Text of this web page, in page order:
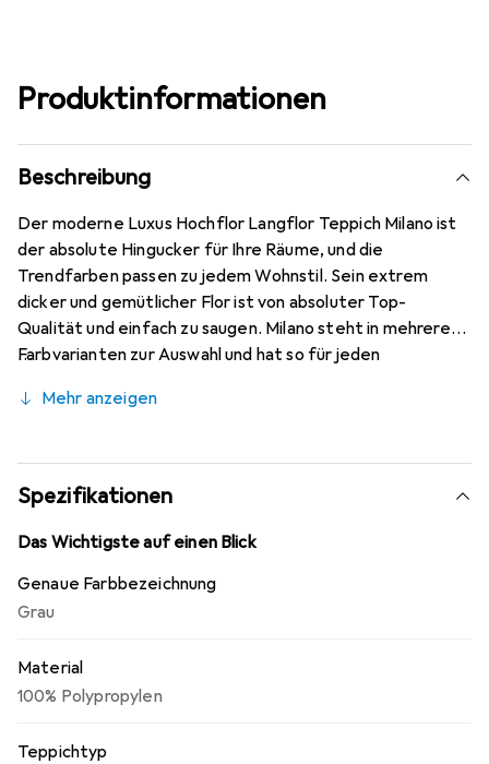
Produktinformationen
Beschreibung
Der moderne Luxus Hochflor Langflor Teppich Milano ist
der absolute Hingucker für Ihre Räume, und die
Trendfarben passen zu jedem Wohnstil. Sein extrem
dicker und gemütlicher Flor ist von absoluter Top-
Qualität und einfach zu saugen. Milano steht in mehreren
Farbvarianten zur Auswahl und hat so für jeden
wie alle Produkte, schadstoffgeprüft und
Mehr anzeigen
Spezifikationen
Das Wichtigste auf einen Blick
Genaue Farbbezeichnung
Grau
Material
100% Polypropylen
Teppichtyp